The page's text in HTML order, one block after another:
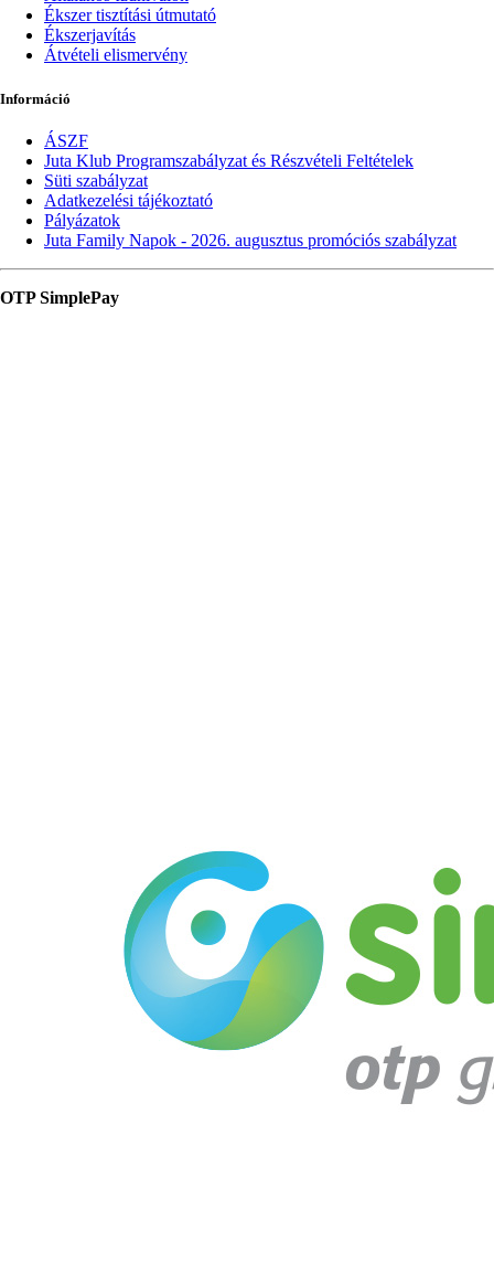
Ékszer tisztítási útmutató
Ékszerjavítás
Átvételi elismervény
Információ
ÁSZF
Juta Klub Programszabályzat és Részvételi Feltételek
Süti szabályzat
Adatkezelési tájékoztató
Pályázatok
Juta Family Napok - 2026. augusztus promóciós szabályzat
OTP SimplePay